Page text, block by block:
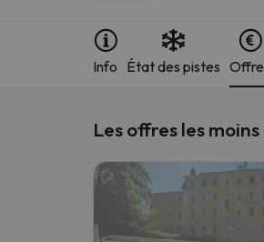
Il semble que notre
Info État des pistes
Les offres les